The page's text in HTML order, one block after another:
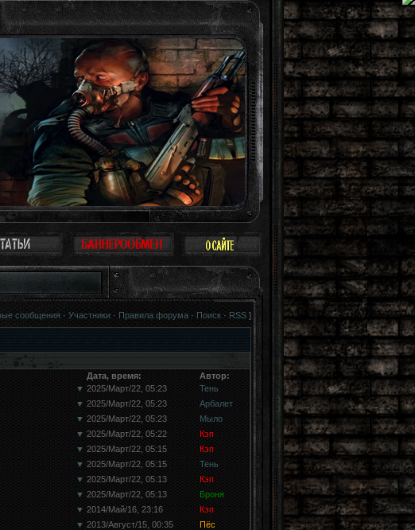
как птица. Можно не воспринимать Зону всерьез, многие так и поступают:
сообщения · Участники · Правила форума · Поиск · RSS ]
Дата, время:
Автор:
▼ 2025/Март/22, 05:23
Тень
▼ 2025/Март/22, 05:23
Арбалет
▼ 2025/Март/22, 05:23
Мыло
▼ 2025/Март/22, 05:22
Кэп
▼ 2025/Март/22, 05:15
Кэп
▼ 2025/Март/22, 05:15
Тень
▼ 2025/Март/22, 05:13
Кэп
▼ 2025/Март/22, 05:13
Броня
▼ 2014/Май/16, 23:16
Кэп
▼ 2013/Август/15, 00:35
Пёс